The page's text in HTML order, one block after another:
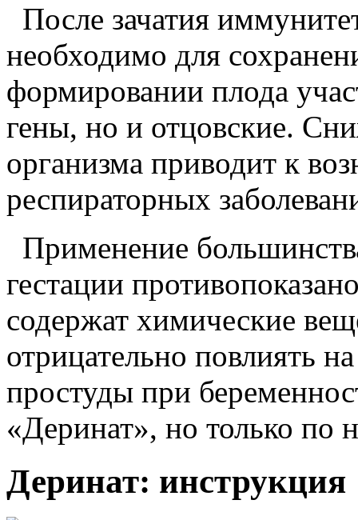
После зачатия
необходимо для
формировании плода
гены, но и отцовские.
организма приводит к
респираторных
Применение
гестации
содержат химические
отрицательно повлиять
простуды при
«Деринат», но только по
Деринат: инструкция